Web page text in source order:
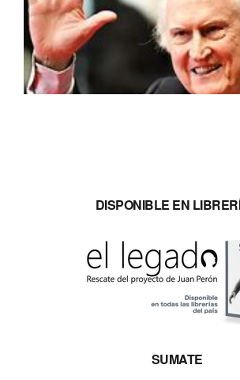
DISPONIBLE EN
SUMATE